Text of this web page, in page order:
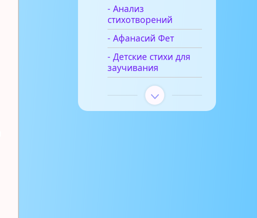
- Анализ
стихотворений
- Афанасий Фет
- Детские стихи для
заучивания